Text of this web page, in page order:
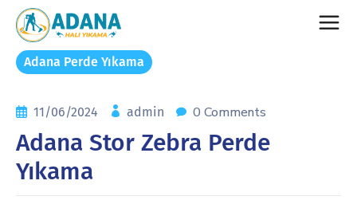
Adana Perde Yıkama
11/06/2024 admin 0 Comments
Adana Stor Zebra Perde
Yıkama